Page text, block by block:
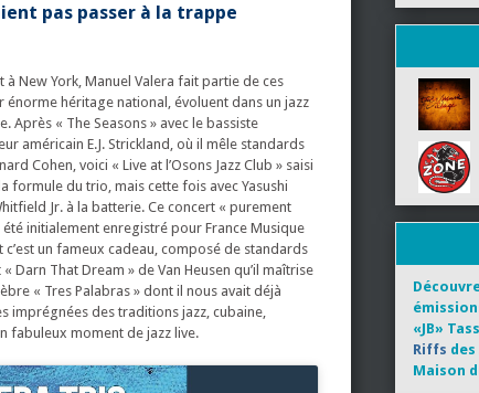
pas passer à la trappe
à New York, Manuel Valera fait partie de ces
énorme héritage national, évoluent dans un jazz
« The Seasons » avec le bassiste
américain E.J. Strickland, où il mêle standards
Cohen, voici « Live at l’Osons Jazz Club » saisi
formule du trio, mais cette fois avec Yasushi
Jr. à la batterie. Ce concert « purement
initialement enregistré pour France Musique
c’est un fameux cadeau, composé de standards
Darn That Dream » de Van Heusen qu’il maîtrise
« Tres Palabras » dont il nous avait déjà
imprégnées des traditions jazz, cubaine,
fabuleux moment de jazz live.
«JB»
Riffs des
Maison